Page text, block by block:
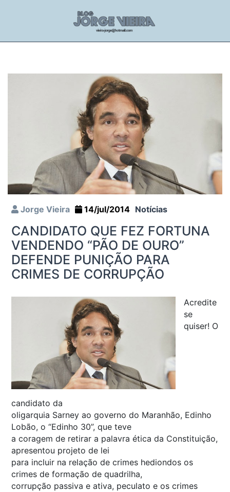
Jorge Vieira 14/jul/2014 Notícias
CANDIDATO QUE FEZ FORTUNA
VENDENDO “PÃO DE OURO”
DEFENDE PUNIÇÃO PARA
CRIMES DE CORRUPÇÃO
Acredite
se
quiser! O
candidato da
oligarquia Sarney ao governo do Maranhão, Edinho
Lobão, o “Edinho 30”, que teve
a coragem de retirar a palavra ética da Constituição,
apresentou projeto de lei
para incluir na relação de crimes hediondos os
crimes de formação de quadrilha,
corrupção passiva e ativa, peculato e os crimes